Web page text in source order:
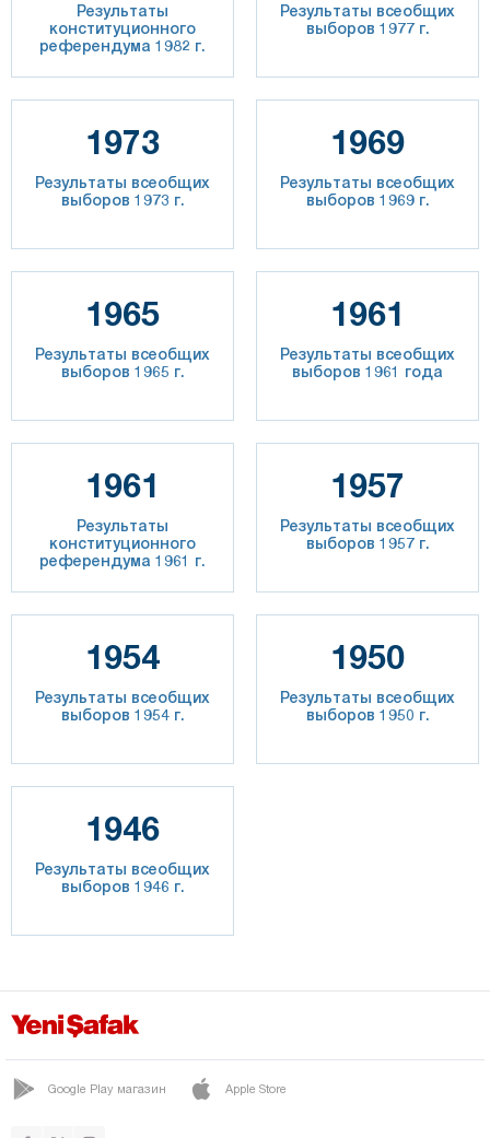
Результаты
конституционного
референдума 1982 г.
Результаты всеобщих
выборов 1977 г.
1973
Результаты всеобщих
выборов 1973 г.
1969
Результаты всеобщих
выборов 1969 г.
1965
Результаты всеобщих
выборов 1965 г.
1961
Результаты всеобщих
выборов 1961 года
1961
Результаты
конституционного
референдума 1961 г.
1957
Результаты всеобщих
выборов 1957 г.
1954
Результаты всеобщих
выборов 1954 г.
1950
Результаты всеобщих
выборов 1950 г.
1946
Результаты всеобщих
выборов 1946 г.
Google Play магазин Apple Store